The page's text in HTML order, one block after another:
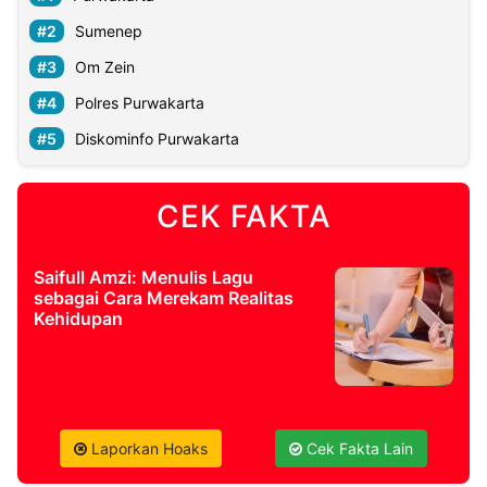
Sumenep
Om Zein
Polres Purwakarta
Diskominfo Purwakarta
CEK FAKTA
Saifull Amzi: Menulis Lagu
sebagai Cara Merekam Realitas
Kehidupan
Laporkan Hoaks Cek Fakta Lain